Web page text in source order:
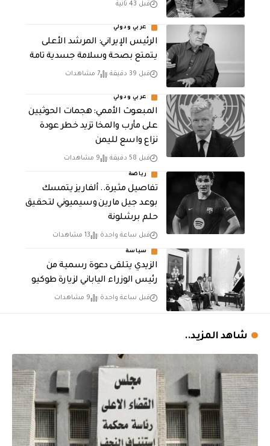
قبل 43 ثانية
عربي ودولي
الرئيس الإيراني: المرشد الأعلى
يتمتع بصحة وسلامة جسدية تامة
قبل 39 دقيقة 7 مشاهدات
عربي ودولي
المبعوث الأممي: هجمات الحوثيين
على مأرب والمخا تزيد خطر عودة
نزاع واسع لليمن
قبل 58 دقيقة 9 مشاهدات
رياضة
تفاصيل مثيرة.. ألفاريز يتمسك
بوعد جيل مارين وسيميوني لتحقيق
حلم برشلونة
قبل ساعة واحدة 13 مشاهدات
سياسة
الزيدي يتلقى دعوة رسمية من
رئيس الوزراء الياباني لزيارة طوكيو
قبل ساعة واحدة 9 مشاهدات
شاهد المزيد..